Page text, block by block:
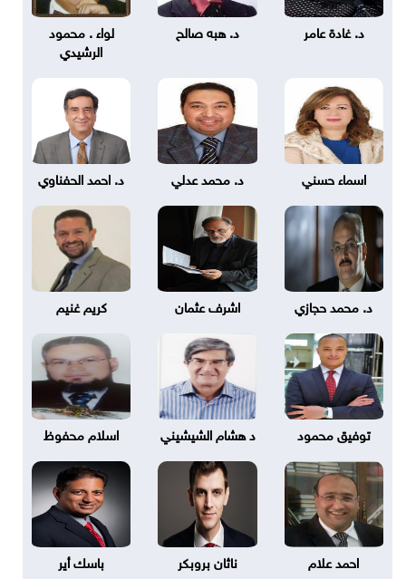
د. غادة عامر د. هبه صالح
لواء . محمود
الرشيدي
اسماء حسني د. محمد عدلي د. احمد الحفناوي
د. محمد حجازي اشرف عثمان كريم غنيم
توفيق محمود د هشام الشيشيني اسلام محفوظ
احمد علام ناثان بروبكر باسك أير